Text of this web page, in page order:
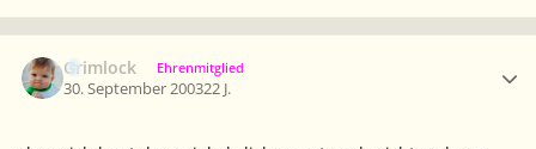
Grimlock Ehrenmitglied
30. September 200322 J.